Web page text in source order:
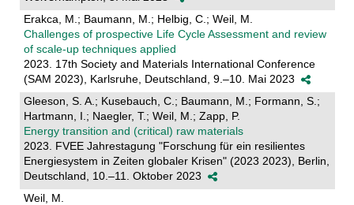
Erakca, M.; Baumann, M.; Helbig, C.; Weil, M.
Challenges of prospective Life Cycle Assessment and review
of scale-up techniques applied
2023. 17th Society and Materials International Conference
(SAM 2023), Karlsruhe, Deutschland, 9.–10. Mai 2023
Gleeson, S. A.; Kusebauch, C.; Baumann, M.; Formann, S.;
Hartmann, I.; Naegler, T.; Weil, M.; Zapp, P.
Energy transition and (critical) raw materials
2023. FVEE Jahrestagung "Forschung für ein resilientes
Energiesystem in Zeiten globaler Krisen" (2023 2023), Berlin,
Deutschland, 10.–11. Oktober 2023
Weil, M.